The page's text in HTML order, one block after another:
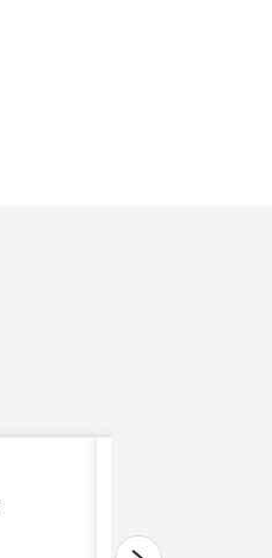
gourmande et